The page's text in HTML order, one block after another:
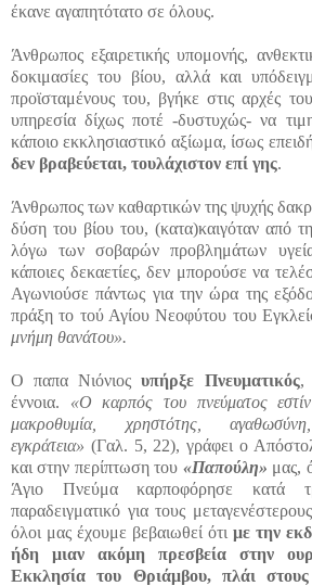
έκανε αγαπητότατο σε όλους.
Άνθρωπος εξαιρετικής υπομονής,
δοκιμασίες του βίου, αλλά και
προϊσταμένους του, βγήκε στις αρχές
υπηρεσία δίχως ποτέ -δυστυχώς- να
κάποιο εκκλησιαστικό αξίωμα, ίσως
δεν βραβεύεται, τουλάχιστον επί γης.
Άνθρωπος των καθαρτικών της ψυχής
δύση του βίου του, (κατα)καιγόταν από
λόγω των σοβαρών προβλημάτων
κάποιες δεκαετίες, δεν μπορούσε να
Αγωνιούσε πάντως για την ώρα της
πράξη το τού Αγίου Νεοφύτου του
μνήμη θανάτου».
Ο παπα Νιόνιοςυπήρξε Πνευματικός,
έννοια. «Ο καρπός του πνεύματος
μακροθυμία, χρηστότης,
εγκράτεια» (Γαλ. 5, 22), γράφει ο
και στην περίπτωση του «Παπούλη» μας,
Άγιο Πνεύμα καρποφόρησε κατά
παραδειγματικό για τους
όλοι μας έχουμε βεβαιωθεί ότι με την
ήδη μιαν ακόμη πρεσβεία στην
Εκκλησία του Θριάμβου, πλάι